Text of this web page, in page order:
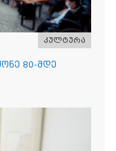
კულტურა
80-მდე